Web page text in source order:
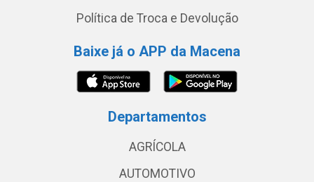
Política de Troca e Devolução
Baixe já o APP da Macena
Departamentos
AGRÍCOLA
AUTOMOTIVO